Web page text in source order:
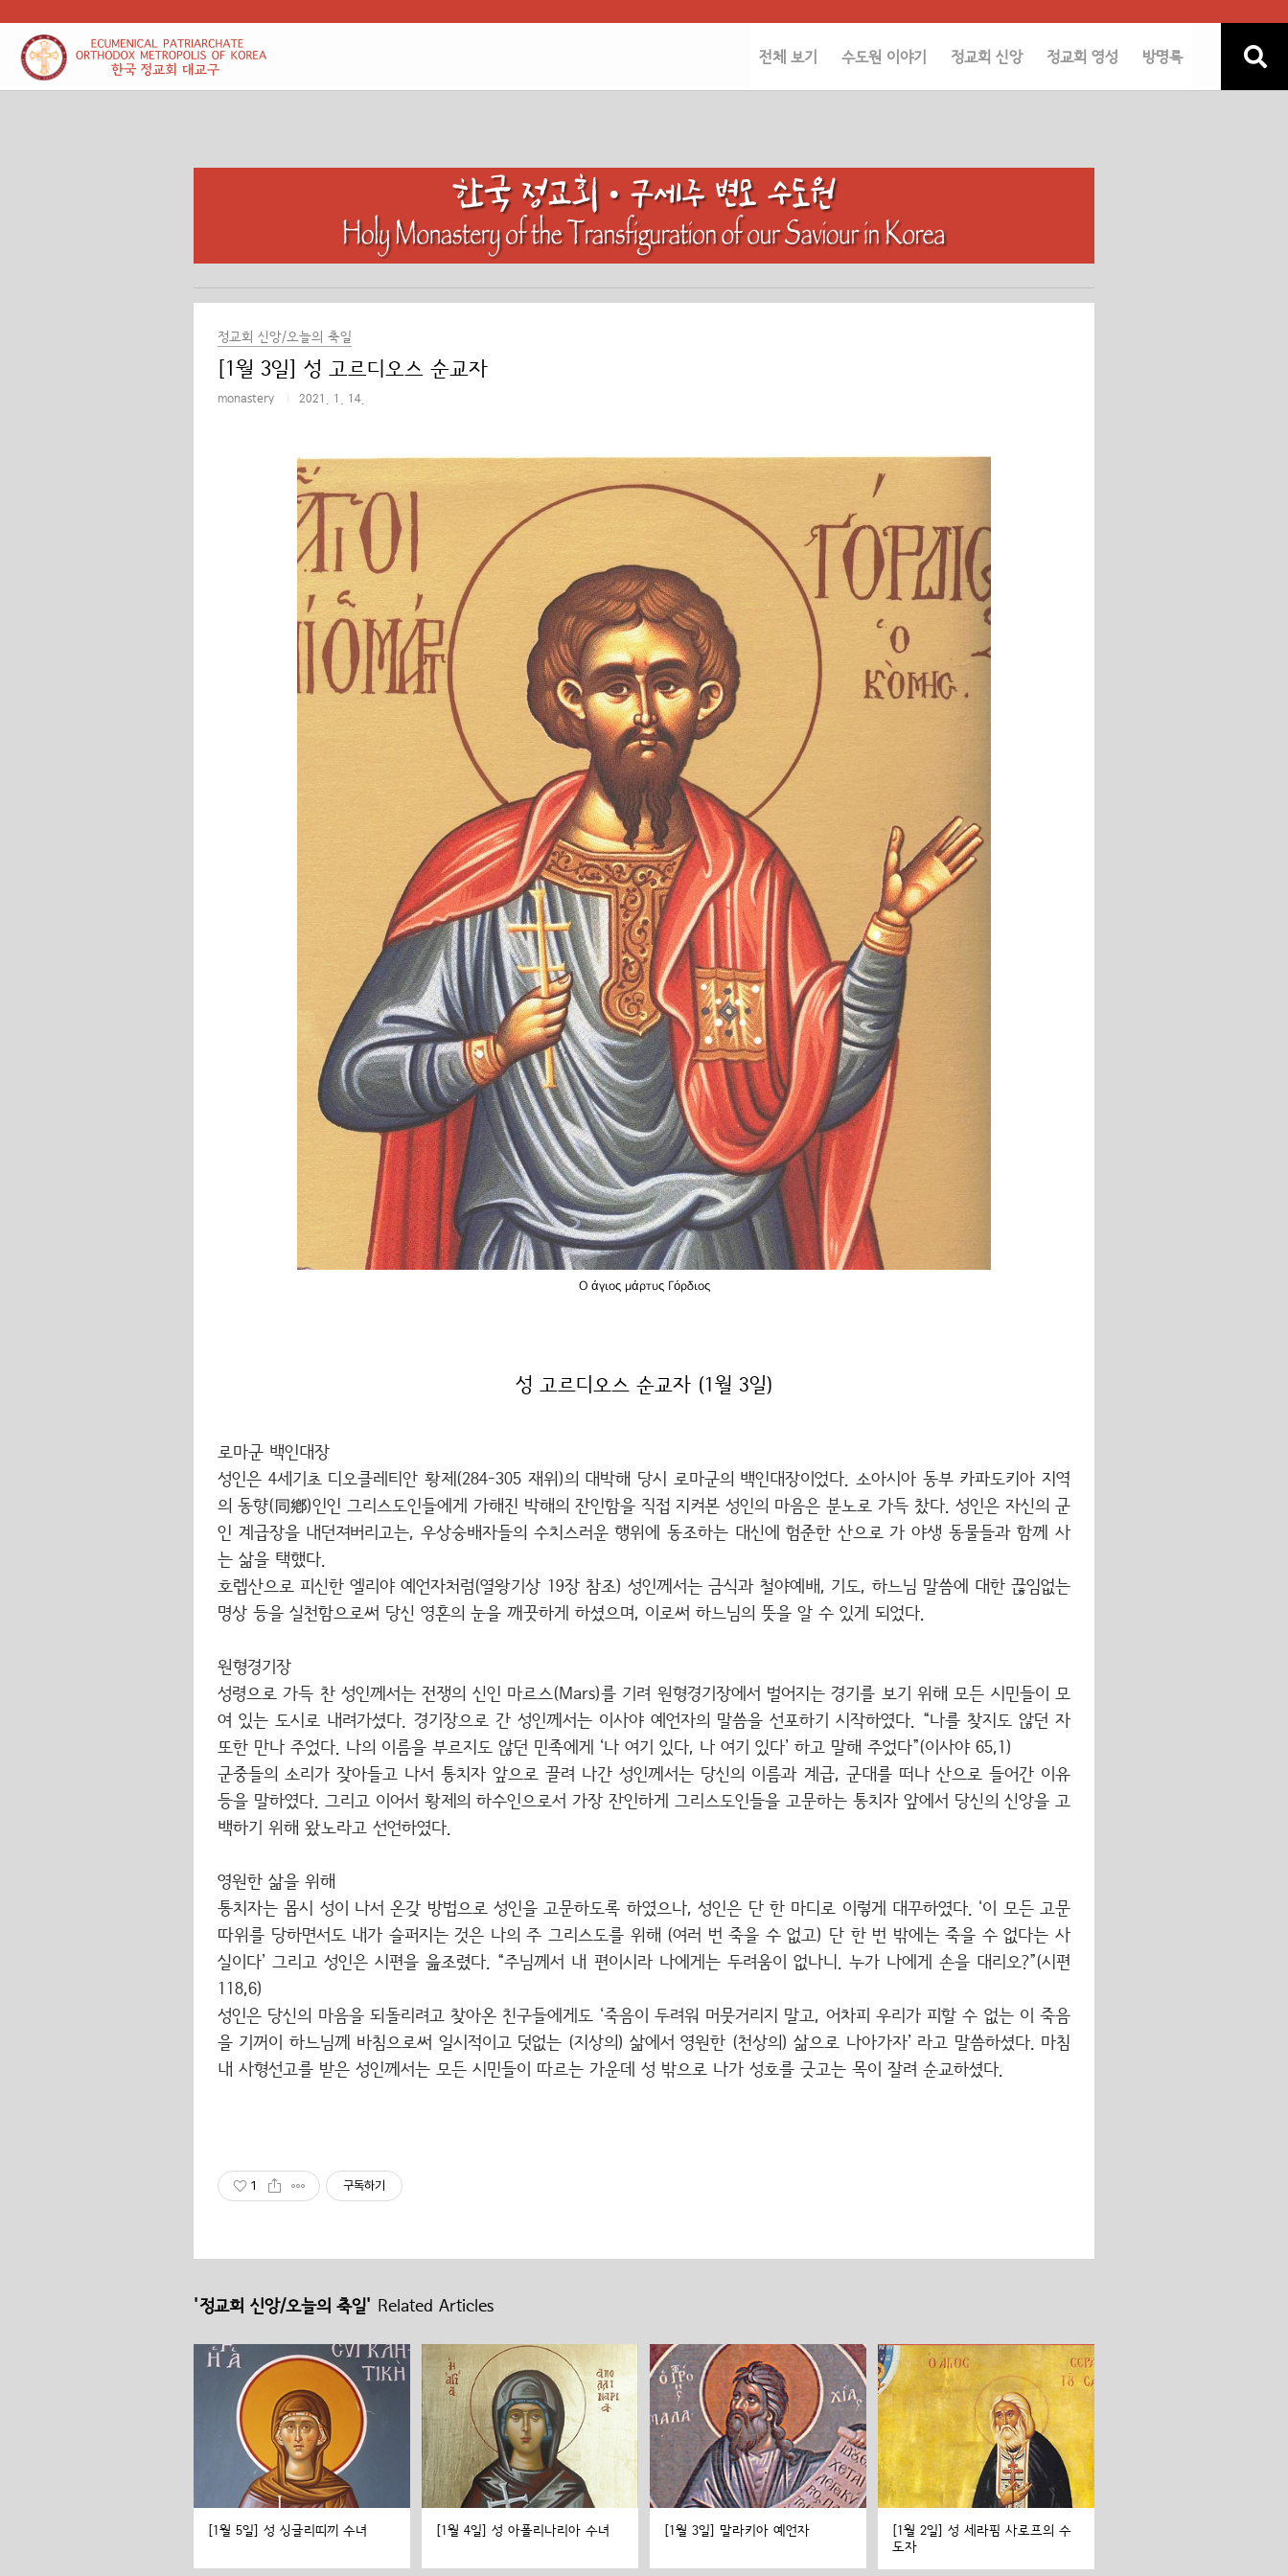
전체 보기 수도원 이야기 정교회 신앙 정교회 영성 방명록
정교회 신앙/오늘의 축일
[1월 3일] 성 고르디오스 순교자
monastery 2021. 1. 14.
Ο άγιος μάρτυς Γόρδιος
성 고르디오스 순교자 (1월 3일)
로마군 백인대장
성인은 4세기초 디오클레티안 황제(284-305 재위)의 대박해 당시 로마군의 백인대장이었다. 소아시아 동부 카파도키아 지역
의 동향(同鄕)인인 그리스도인들에게 가해진 박해의 잔인함을 직접 지켜본 성인의 마음은 분노로 가득 찼다. 성인은 자신의 군
인 계급장을 내던져버리고는, 우상숭배자들의 수치스러운 행위에 동조하는 대신에 험준한 산으로 가 야생 동물들과 함께 사
는 삶을 택했다.
호렙산으로 피신한 엘리야 예언자처럼(열왕기상 19장 참조) 성인께서는 금식과 철야예배, 기도, 하느님 말씀에 대한 끊임없는
명상 등을 실천함으로써 당신 영혼의 눈을 깨끗하게 하셨으며, 이로써 하느님의 뜻을 알 수 있게 되었다.
원형경기장
성령으로 가득 찬 성인께서는 전쟁의 신인 마르스(Mars)를 기려 원형경기장에서 벌어지는 경기를 보기 위해 모든 시민들이 모
여 있는 도시로 내려가셨다. 경기장으로 간 성인께서는 이사야 예언자의 말씀을 선포하기 시작하였다. “나를 찾지도 않던 자
또한 만나 주었다. 나의 이름을 부르지도 않던 민족에게 ‘나 여기 있다, 나 여기 있다’ 하고 말해 주었다”(이사야 65,1)
군중들의 소리가 잦아들고 나서 통치자 앞으로 끌려 나간 성인께서는 당신의 이름과 계급, 군대를 떠나 산으로 들어간 이유
등을 말하였다. 그리고 이어서 황제의 하수인으로서 가장 잔인하게 그리스도인들을 고문하는 통치자 앞에서 당신의 신앙을 고
백하기 위해 왔노라고 선언하였다.
영원한 삶을 위해
통치자는 몹시 성이 나서 온갖 방법으로 성인을 고문하도록 하였으나, 성인은 단 한 마디로 이렇게 대꾸하였다. ‘이 모든 고문
따위를 당하면서도 내가 슬퍼지는 것은 나의 주 그리스도를 위해 (여러 번 죽을 수 없고) 단 한 번 밖에는 죽을 수 없다는 사
실이다’ 그리고 성인은 시편을 읊조렸다. “주님께서 내 편이시라 나에게는 두려움이 없나니. 누가 나에게 손을 대리오?”(시편
118,6)
성인은 당신의 마음을 되돌리려고 찾아온 친구들에게도 ‘죽음이 두려워 머뭇거리지 말고, 어차피 우리가 피할 수 없는 이 죽음
을 기꺼이 하느님께 바침으로써 일시적이고 덧없는 (지상의) 삶에서 영원한 (천상의) 삶으로 나아가자’ 라고 말씀하셨다. 마침
내 사형선고를 받은 성인께서는 모든 시민들이 따르는 가운데 성 밖으로 나가 성호를 긋고는 목이 잘려 순교하셨다.
1 구독하기
'정교회 신앙/오늘의 축일' Related Articles
[1월 5일] 성 싱글리띠끼 수녀 [1월 4일] 성 아폴리나리아 수녀 [1월 3일] 말라키아 예언자
[1월 2일] 성 세라핌 사로프의 수
도자